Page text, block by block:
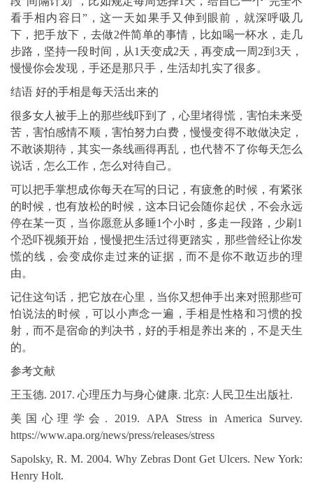
看手相内容日”，这一天如果手又伸到眼前，就深呼吸几
下，把手放下，去做2件简单的事情，比如喝一杯水，走几
步路，坚持一段时间，从1天变成2天，再变成一周2到3天，
慢慢你会发现，手还是那只手，生活却扎实了很多。
结语 好的手相是每天活出来的
很多女人被手上的那些线吓到了，心里堵得慌，害怕未来受
苦，害怕感情不顺，害怕努力白费，慢慢变得不敢做决定，
不敢谈期待，其实一条线画得再乱，也代替不了你每天怎么
说话，怎么工作，怎么对待自己。
可以把手掌想成你每天在写的日记，有疲惫的时候，有紧张
的时候，也有放松的时候，这本日记会随你起伏，不会永远
停在某一页，当你愿意从多睡1个小时，多走一段路，少刷1
个恐吓视频开始，慢慢把生活过得更踏实，那些曾经让你发
慌的线，会变成你走过来的证据，而不是你不敢迈步的理
由。
记住这句话，把它放在心里，当你又想伸手出来对照那些可
怕说法的时候，可以小声念一遍，手相是性格和习惯的投
射，而不是宿命的判决书，好的手相是养出来的，不是天生
的。
参考文献
王玉德. 2017. 心理压力与身心健康. 北京: 人民卫生出版社.
美国心理学会. 2019. APA Stress in America Survey.
https://www.apa.org/news/press/releases/stress
Sapolsky, R. M. 2004. Why Zebras Dont Get Ulcers. New York:
Henry Holt.